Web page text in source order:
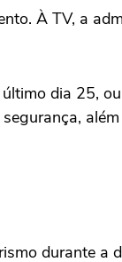
À TV, a
dia 25,
durante a